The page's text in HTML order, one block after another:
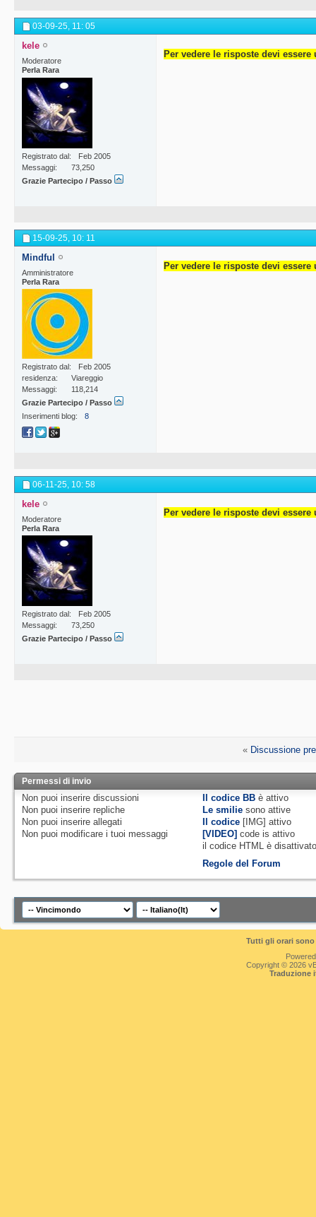
03-09-25, 11: 05
kele
Moderatore
Perla Rara
Registrato dal
Feb 2005
Messaggi
73,250
Grazie Partecipo / Passo
Per vedere le risposte devi
15-09-25, 10: 11
Mindful
Amministratore
Perla Rara
Registrato dal
Feb 2005
residenza
Viareggio
Messaggi
118,214
Grazie Partecipo / Passo
Inserimenti blog
8
Per vedere le risposte devi essere
06-11-25, 10: 58
kele
Moderatore
Perla Rara
Registrato dal
Feb 2005
Messaggi
73,250
Grazie Partecipo / Passo
Per vedere le risposte devi
« Discussione
Permessi di invio
Non puoi inserire discussioni
Non puoi inserire repliche
Non puoi inserire allegati
Non puoi modificare i tuoi messaggi
Il codice BB èattivo
Le smilie sono attive
Il codice [IMG]attivo
[VIDEO] code isattivo
il codice HTML è
Regole del Forum
Tutti gli orari
Copyright © 2026
Traduzione